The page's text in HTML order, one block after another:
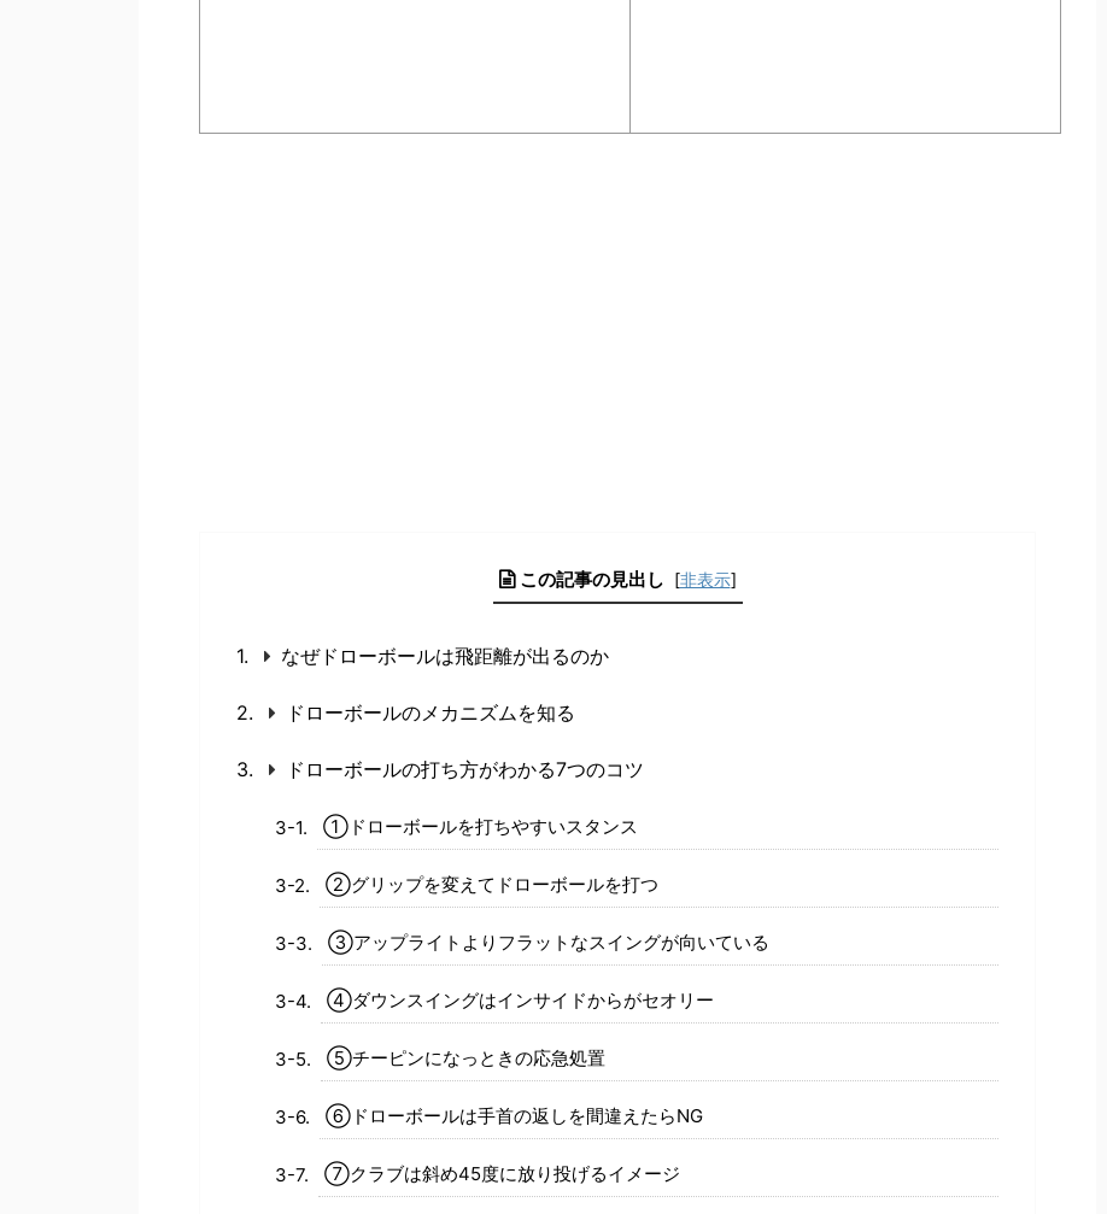
この記事の見出し [非表示]
なぜドローボールは飛距離が出るのか
ドローボールのメカニズムを知る
ドローボールの打ち方がわかる7つのコツ
①ドローボールを打ちやすいスタンス
②グリップを変えてドローボールを打つ
③アップライトよりフラットなスイングが向いている
④ダウンスイングはインサイドからがセオリー
⑤チーピンになっときの応急処置
⑥ドローボールは手首の返しを間違えたらNG
⑦クラブは斜め45度に放り投げるイメージ